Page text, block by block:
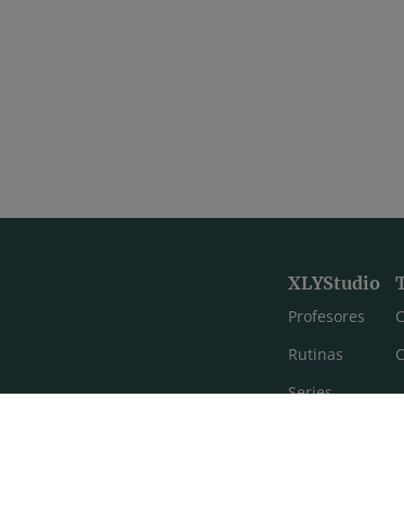
XLYStudio
Profesores
Rutinas
Series